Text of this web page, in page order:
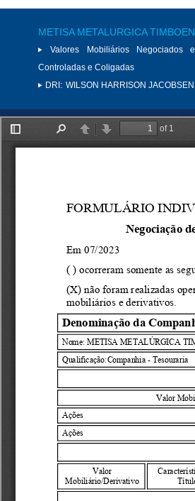
METISA METALURGICA
Valores Mobiliários Negociados
Controladas e Coligadas
DRI: WILSON HARRISON